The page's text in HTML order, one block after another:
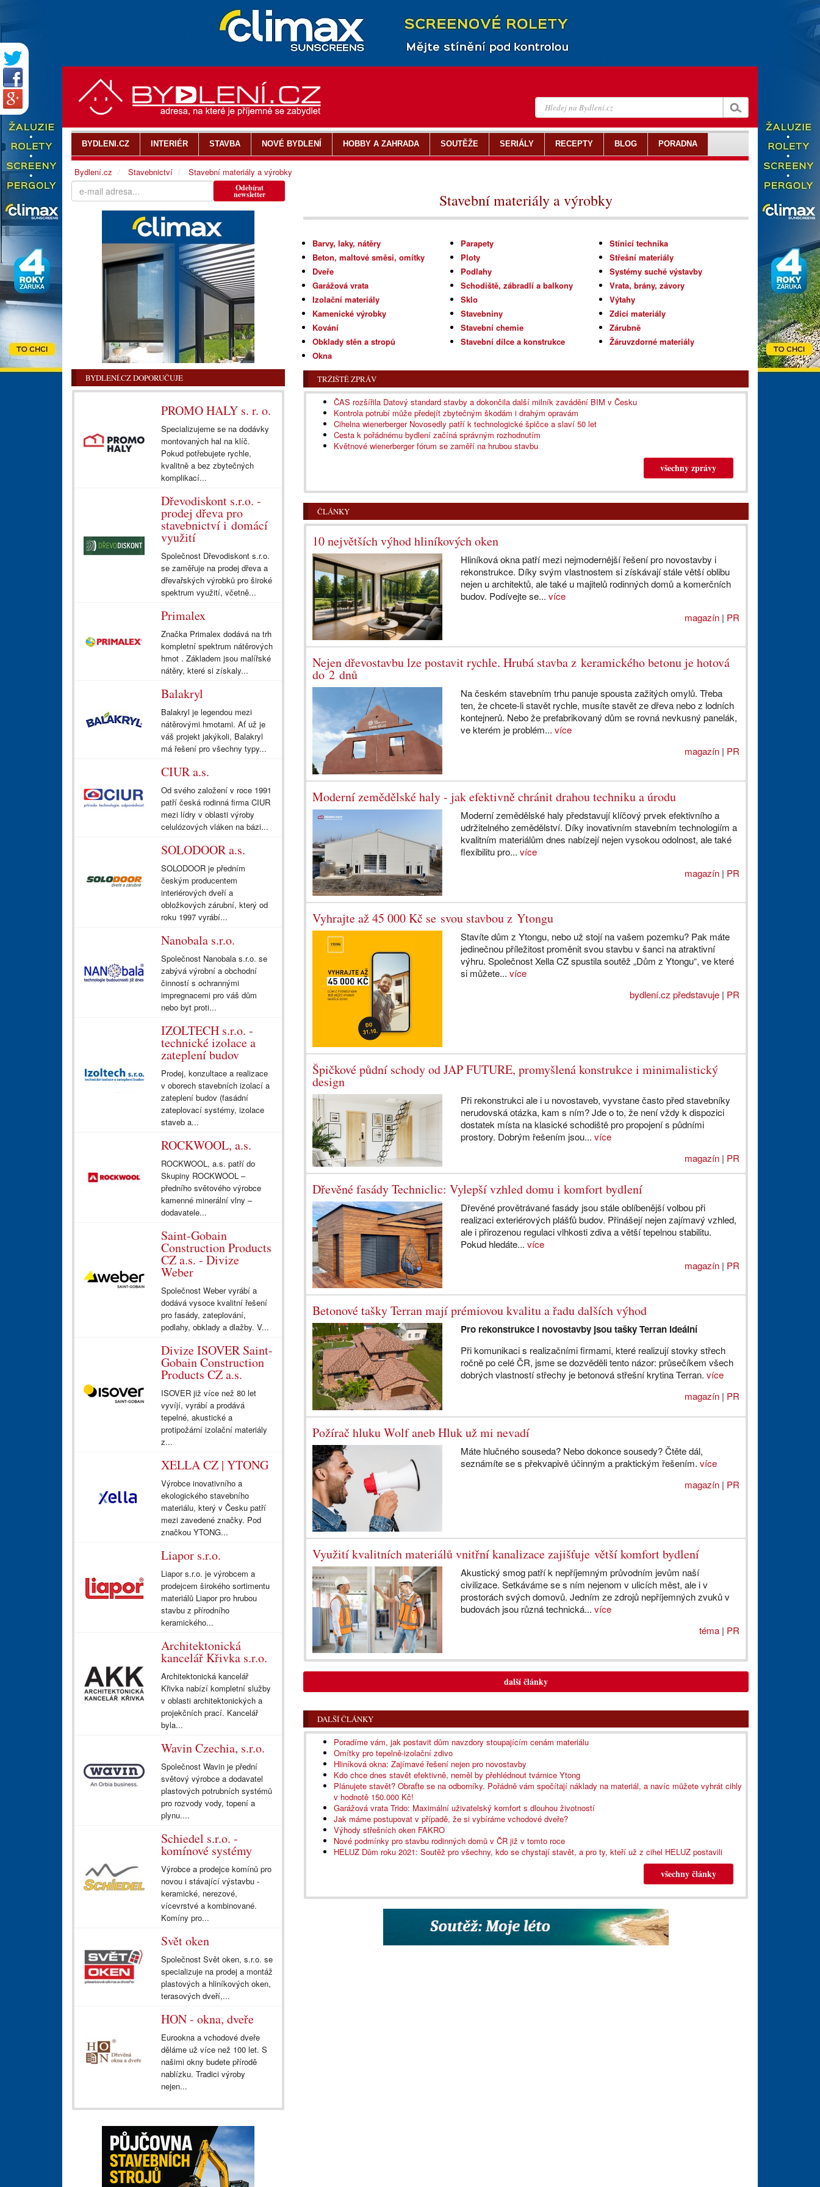
Stavební materiály a výrobky
Barvy, laky, nátěry
Beton, maltové směsi, omítky
Dveře
Garážová vrata
Izolační materiály
Kamenické výrobky
Kování
Obklady stěn a stropů
Okna
Parapety
Ploty
Podlahy
Schodiště, zábradlí a balkony
Sklo
Stavebniny
Stavební chemie
Stavební dílce a konstrukce
Stínicí technika
Střešní materiály
Systémy suché výstavby
Vrata, brány, závory
Výtahy
Zdicí materiály
Zárubně
Žáruvzdorné materiály
TRŽIŠTĚ ZPRÁV
ČAS rozšířila Datový standard stavby a dokončila další milník zavádění BIM v Česku
Kontrola potrubí může předejít zbytečným škodám i drahým opravám
Cihelna wienerberger Novosedly patří k technologické špičce a slaví 50 let
Cesta k pořádnému bydlení začíná správným rozhodnutím
Květnové wienerberger fórum se zaměří na hrubou stavbu
všechny zprávy
ČLÁNKY
10 největších výhod hliníkových oken
Hliníková okna patří mezi nejmodernější řešení pro novostavby i
rekonstrukce. Díky svým vlastnostem si získávají stále větší oblibu
nejen u architektů, ale také u majitelů rodinných domů a komerčních
budov. Podívejte se...více
magazín| PR
Nejen dřevostavbu lze postavit rychle. Hrubá stavba z keramického betonu je hotová
do 2 dnů
Na českém stavebním trhu panuje spousta zažitých omylů. Třeba
ten, že chcete-li stavět rychle, musíte stavět ze dřeva nebo z lodních
kontejnerů. Nebo že prefabrikovaný dům se rovná nevkusný panelák,
ve kterém je problém...více
magazín| PR
Moderní zemědělské haly - jak efektivně chránit drahou techniku a úrodu
Moderní zemědělské haly představují klíčový prvek efektivního a
udržitelného zemědělství. Díky inovativním stavebním technologiím a
kvalitním materiálům dnes nabízejí nejen vysokou odolnost, ale také
flexibilitu pro...více
magazín| PR
Vyhrajte až 45 000 Kč se svou stavbou z Ytongu
Stavíte dům z Ytongu, nebo už stojí na vašem pozemku? Pak máte
jedinečnou příležitost proměnit svou stavbu v šanci na atraktivní
výhru. Společnost Xella CZ spustila soutěž „Dům z Ytongu“, ve které
si můžete...více
bydlení.cz představuje| PR
Špičkové půdní schody od JAP FUTURE, promyšlená konstrukce i minimalistický
design
Při rekonstrukci ale i u novostaveb, vyvstane často před stavebníky
nerudovská otázka, kam s ním? Jde o to, že není vždy k dispozici
dostatek místa na klasické schodiště pro propojení s půdními
prostory. Dobrým řešením jsou...více
magazín| PR
Dřevěné fasády Techniclic: Vylepší vzhled domu i komfort bydlení
Dřevěné provětrávané fasády jsou stále oblíbenější volbou při
realizaci exteriérových plášťů budov. Přinášejí nejen zajímavý vzhled,
ale i přirozenou regulaci vlhkosti zdiva a větší tepelnou stabilitu.
Pokud hledáte...více
magazín| PR
Betonové tašky Terran mají prémiovou kvalitu a řadu dalších výhod
Pro rekonstrukce i novostavby jsou tašky Terran ideální
Při komunikaci s realizačními firmami, které realizují stovky střech
ročně po celé ČR, jsme se dozvěděli tento názor: průsečíkem všech
dobrých vlastností střechy je betonová střešní krytina Terran.více
magazín| PR
Požírač hluku Wolf aneb Hluk už mi nevadí
Máte hlučného souseda? Nebo dokonce sousedy? Čtěte dál,
seznámíte se s překvapivě účinným a praktickým řešením.více
magazín| PR
Využití kvalitních materiálů vnitřní kanalizace zajišťuje větší komfort bydlení
Akustický smog patří k nepříjemným průvodním jevům naší
civilizace. Setkáváme se s ním nejenom v ulicích měst, ale i v
prostorách svých domovů. Jedním ze zdrojů nepříjemných zvuků v
budovách jsou různá technická...více
téma| PR
další články
DALŠÍ ČLÁNKY
Poradíme vám, jak postavit dům navzdory stoupajícím cenám materiálu
Omítky pro tepelně-izolační zdivo
Hliníková okna: Zajímavé řešení nejen pro novostavby
Kdo chce dnes stavět efektivně, neměl by přehlédnout tvárnice Ytong
Plánujete stavět? Obraťte se na odborníky. Pořádně vám spočítají náklady na materiál, a navíc můžete vyhrát cihly
v hodnotě 150.000 Kč!
Garážová vrata Trido: Maximální uživatelský komfort s dlouhou životností
Jak máme postupovat v případě, že si vybíráme vchodové dveře?
Výhody střešních oken FAKRO
Nové podmínky pro stavbu rodinných domů v ČR již v tomto roce
HELUZ Dům roku 2021: Soutěž pro všechny, kdo se chystají stavět, a pro ty, kteří už z cihel HELUZ postavili
všechny články
Odebírat
newsletter
BYDLENÍ.CZ DOPORUČUJE
PROMO HALY s. r. o.
Specializujeme se na dodávky
montovaných hal na klíč.
Pokud potřebujete rychle,
kvalitně a bez zbytečných
komplikací...
Dřevodiskont s.r.o. -
prodej dřeva pro
stavebnictví i domácí
využití
Společnost Dřevodiskont s.r.o.
se zaměřuje na prodej dřeva a
dřevařských výrobků pro široké
spektrum využití, včetně...
Primalex
Značka Primalex dodává na trh
kompletní spektrum nátěrových
hmot . Základem jsou malířské
nátěry, které si získaly...
Balakryl
Balakryl je legendou mezi
nátěrovými hmotami. Ať už je
váš projekt jakýkoli, Balakryl
má řešení pro všechny typy...
CIUR a.s.
Od svého založení v roce 1991
patří česká rodinná firma CIUR
mezi lídry v oblasti výroby
celulózových vláken na bázi...
SOLODOOR a.s.
SOLODOOR je předním
českým producentem
interiérových dveří a
obložkových zárubní, který od
roku 1997 vyrábí...
Nanobala s.r.o.
Společnost Nanobala s.r.o. se
zabývá výrobní a obchodní
činností s ochrannými
impregnacemi pro váš dům
nebo byt proti...
IZOLTECH s.r.o. -
technické izolace a
zateplení budov
Prodej, konzultace a realizace
v oborech stavebních izolací a
zateplení budov (fasádní
zateplovací systémy, izolace
staveb a...
ROCKWOOL, a.s.
ROCKWOOL, a.s. patří do
Skupiny ROCKWOOL –
předního světového výrobce
kamenné minerální vlny –
dodavatele...
Saint-Gobain
Construction Products
CZ a.s. - Divize
Weber
Společnost Weber vyrábí a
dodává vysoce kvalitní řešení
pro fasády, zateplování,
podlahy, obklady a dlažby. V...
Divize ISOVER Saint-
Gobain Construction
Products CZ a.s.
ISOVER již více než 80 let
vyvíjí, vyrábí a prodává
tepelné, akustické a
protipožární izolační materiály
z...
XELLA CZ | YTONG
Výrobce inovativního a
ekologického stavebního
materiálu, který v Česku patří
mezi zavedené značky. Pod
značkou YTONG...
Liapor s.r.o.
Liapor s.r.o. je výrobcem a
prodejcem širokého sortimentu
materiálů Liapor pro hrubou
stavbu z přírodního
keramického...
Architektonická
kancelář Křivka s.r.o.
Architektonická kancelář
Křivka nabízí kompletní služby
v oblasti architektonických a
projekčních prací. Kancelář
byla...
Wavin Czechia, s.r.o.
Společnost Wavin je přední
světový výrobce a dodavatel
plastových potrubních systémů
pro rozvody vody, topení a
plynu....
Schiedel s.r.o. -
komínové systémy
Výrobce a prodejce komínů pro
novou i stávající výstavbu -
keramické, nerezové,
vícevrstvé a kombinované.
Komíny pro...
Svět oken
Společnost Svět oken, s.r.o. se
specializuje na prodej a montáž
plastových a hliníkových oken,
terasových dveří,...
HON - okna, dveře
Eurookna a vchodové dveře
děláme už více než 100 let. S
našimi okny budete přírodě
nablízku. Tradici výroby
nejen...
BYDLENI.CZ INTERIÉR STAVBA NOVÉ BYDLENÍ HOBBY A ZAHRADA SOUTĚŽE SERIÁLY RECEPTY BLOG PORADNA
Bydlení.cz Stavebnictví Stavební materiály a výrobky